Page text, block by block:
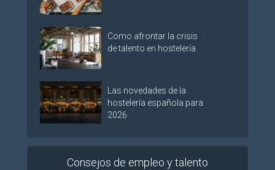
Como afrontar la crisis
de talento en hostelería
Las novedades de la
hostelería española para
2026
Consejos de empleo y talento